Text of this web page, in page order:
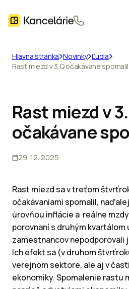
Hlavná stránka Novinky Ľudia
Rast miezd v 3.Q očakávane spomalil
Rast miezd v
očakávane
29. 12. 2025
Rast miezd sa v treťom
očakávaniami spomalil,
úrovňou inflácie a reálne
porovnaní s druhým
zamestnancov nepodporovali
Ich efekt sa (v druhom
verejnom sektore, ale aj v
ekonomiky. Spomalenie rastu